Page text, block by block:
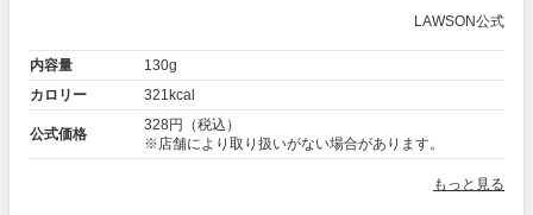
LAWSON公式
内容量
130g
カロリー
321kcal
公式価格
328円（税込）
※店舗により取り扱いがない場合があります。
もっと見る